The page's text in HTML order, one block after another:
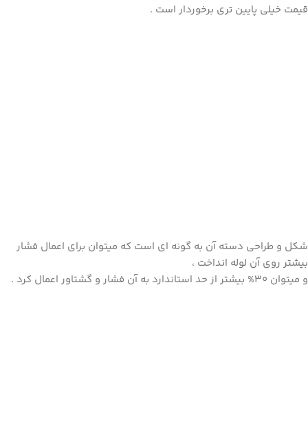
قیمت خیلی پایین تری برخوردار است .
شکل و طراحی دسته آن به گونه ای است که میتوان برای اعمال فشار
بیشتر روی آن لوله انداخت ،
و میتوان 30% بیشتر از حد استاندارد به آن فشار و گشتاور اعمال کرد .